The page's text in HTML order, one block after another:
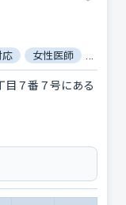
応 女性医師
目７番７号にある